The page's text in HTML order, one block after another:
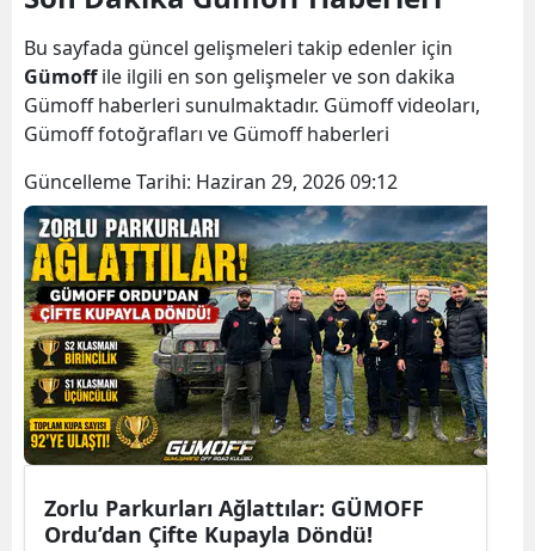
Bingöl
Bitlis
Bolu
Burdur
Bursa
Çanakkale
Çankırı
Çorum
Denizli
Diyarbakır
Bu sayfada güncel gelişmeleri takip edenler için
Gümoffile ilgili en son gelişmeler ve son dakika
Gümoff haberleri sunulmaktadır. Gümoff videoları,
Gümoff fotoğrafları ve Gümoff haberleri
Güncelleme Tarihi: Haziran 29, 2026 09:12
Zorlu Parkurları Ağlattılar: GÜMOFF
Ordu’dan Çifte Kupayla Döndü!